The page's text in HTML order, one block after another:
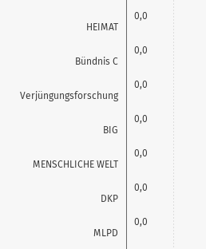
HEIMAT
Bündnis C
Verjüngungsforschung
BIG
MENSCHLICHE WELT
DKP
MLPD
0,0
0,0
0,0
0,0
0,0
0,0
0,0